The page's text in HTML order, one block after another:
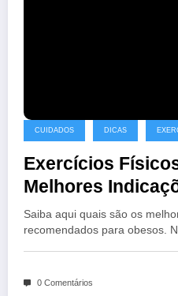
CUIDADOS DICAS
Exercícios
Melhores
Saiba aqui quais são os
recomendados para obesos.
0 Comentários